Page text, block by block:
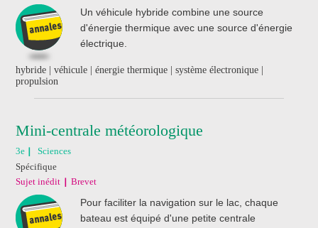
Un véhicule hybride combine une source
d'énergie thermique avec une source d'énergie
électrique.
hybride | véhicule | énergie thermique | système électronique |
propulsion
Mini-centrale météorologique
3e
Sciences
Spécifique
Sujet inédit
Brevet
Pour faciliter la navigation sur le lac, chaque
bateau est équipé d'une petite centrale